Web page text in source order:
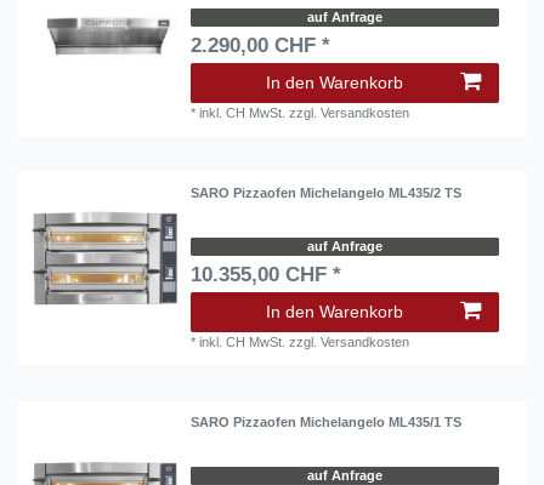
auf Anfrage
2.290,00 CHF *
In den Warenkorb
*inkl. CH MwSt. zzgl.Versandkosten
SARO Pizzaofen Michelangelo ML435/2 TS
auf Anfrage
10.355,00 CHF *
In den Warenkorb
*inkl. CH MwSt. zzgl.Versandkosten
SARO Pizzaofen Michelangelo ML435/1 TS
auf Anfrage